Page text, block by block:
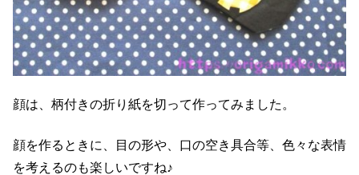
顔は、柄付きの折り紙を切って作ってみました。
顔を作るときに、目の形や、口の空き具合等、色々な表情
を考えるのも楽しいですね♪